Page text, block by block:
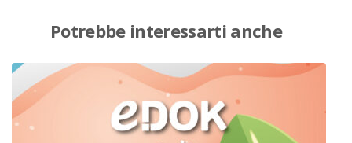
Potrebbe interessarti anche